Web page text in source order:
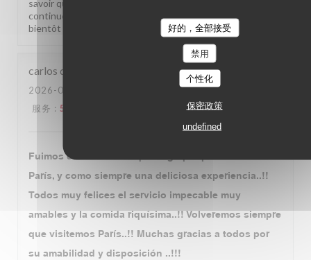
好的，全部接受
禁用
个性化
保密政策
undefined
savoir que notre équipe a été à la hauteur. Nous allons
continuer à faire de notre mieux sur tous les fronts. À très
bientôt parmi nous ! L'équipe du Au Pied de Cochon
carlos david
2026-08-03
服务 : 5 质价比: 5/5
Fuimos con mi familia que llegó por primera vez a
París, y como siempre una deliciosa experiencia..!!
Todos muy felices el servicio impecable muy
amables y la comida riquísima..!! Volveremos siempre
que visitemos París..!! Muchas gracias a todos por
su amabilidad y disposición ..!!!